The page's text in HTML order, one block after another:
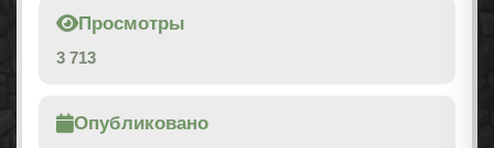
Просмотры
3 713
Опубликовано